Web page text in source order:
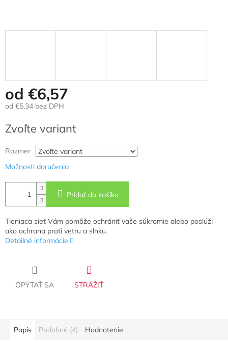
od €6,57
od €5,34 bez DPH
cena:
Zvoľte variant
Rozmer
Možnosti doručenia
Pridať do košíka
Tieniaca sieť Vám pomôže ochrániť vaše súkromie alebo poslúži
ako ochrana proti vetru a slnku.
Detailné informácie
OPÝTAŤ SA STRÁŽIŤ
Popis Podobné (4) Hodnotenie